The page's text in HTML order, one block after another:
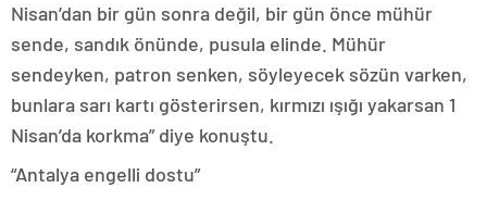
Nisan’dan bir gün sonra değil, bir gün önce mühür
sende, sandık önünde, pusula elinde. Mühür
sendeyken, patron senken, söyleyecek sözün varken,
bunlara sarı kartı gösterirsen, kırmızı ışığı yakarsan 1
Nisan’da korkma” diye konuştu.
“Antalya engelli dostu”